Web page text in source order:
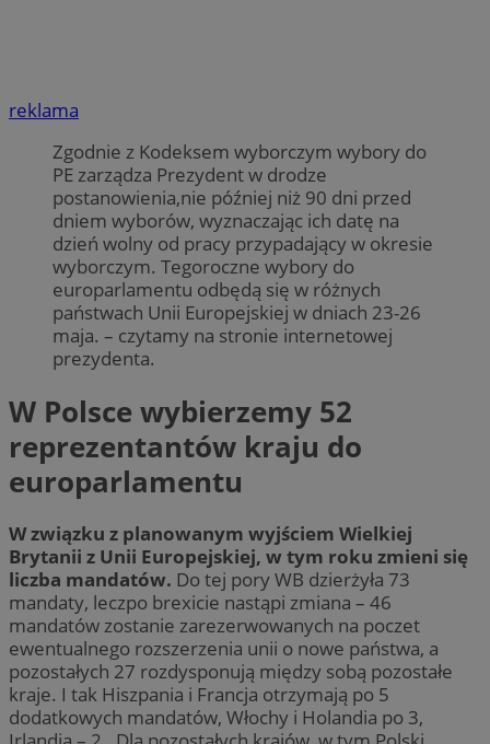
reklama
Zgodnie z Kodeksem wyborczym wybory do
PE zarządza Prezydent w drodze
postanowienia,nie później niż 90 dni przed
dniem wyborów, wyznaczając ich datę na
dzień wolny od pracy przypadający w okresie
wyborczym. Tegoroczne wybory do
europarlamentu odbędą się w różnych
państwach Unii Europejskiej w dniach 23-26
maja. – czytamy na stronie internetowej
prezydenta.
W Polsce wybierzemy 52
reprezentantów kraju do
europarlamentu
W związku z planowanym wyjściem Wielkiej
Brytanii z Unii Europejskiej, w tym roku zmieni się
liczba mandatów. Do tej pory WB dzierżyła 73
mandaty, leczpo brexicie nastąpi zmiana – 46
mandatów zostanie zarezerwowanych na poczet
ewentualnego rozszerzenia unii o nowe państwa, a
pozostałych 27 rozdysponują między sobą pozostałe
kraje. I tak Hiszpania i Francja otrzymają po 5
dodatkowych mandatów, Włochy i Holandia po 3,